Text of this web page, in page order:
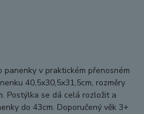
v praktickém přenosném
40,5x30,5x31,5cm, rozměry
Postýlka se dá celá rozložit a
do 43cm. Doporučený věk 3+